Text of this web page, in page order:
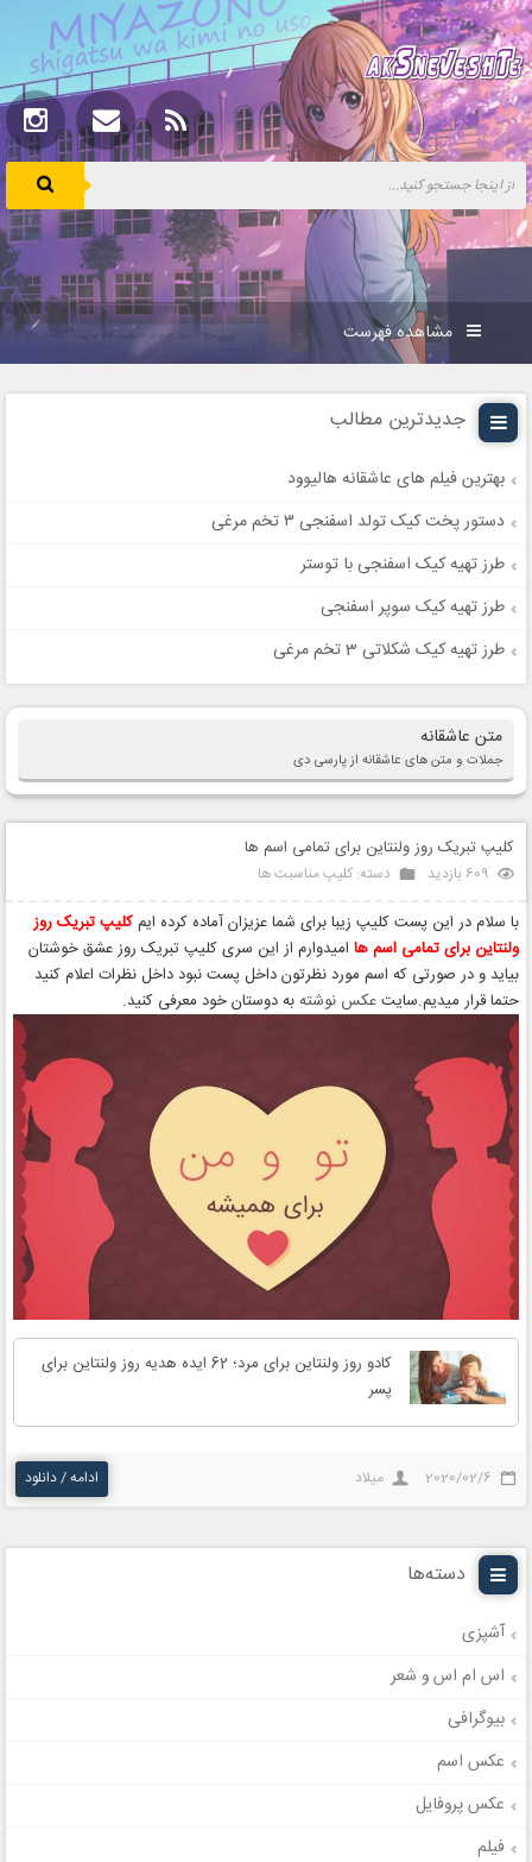
مشاهده فهرست
جدیدترین مطالب
بهترین فیلم های عاشقانه هالیوود
دستور پخت کیک تولد اسفنجی ۳ تخم مرغی
طرز تهیه کیک اسفنجی با توستر
طرز تهیه کیک سوپر اسفنجی
طرز تهیه کیک شکلاتی 3 تخم مرغی
متن عاشقانه
جملات و متن های عاشقانه از پارسی دی
کلیپ تبریک روز ولنتاین برای تمامی اسم ها
609 بازدید دسته: کلیپ مناسبت ها
با سلام در این پست کلیپ زیبا برای شما عزیزان آماده کرده ایم کلیپ تبریک روز
ولنتاین برای تمامی اسم ها امیدوارم از این سری کلیپ تبریک روز عشق خوشتان
بیاید و در صورتی که اسم مورد نظرتون داخل پست نبود داخل نظرات اعلام کنید
حتما قرار میدیم.سایت عکس نوشته به دوستان خود معرفی کنید.
کادو روز ولنتاین برای مرد؛ 62 ایده هدیه روز ولنتاین برای
پسر
2020/02/6 میلاد ادامه / دانلود
دسته‌ها
آشپزی
اس ام اس و شعر
بیوگرافی
عکس اسم
عکس پروفایل
فیلم